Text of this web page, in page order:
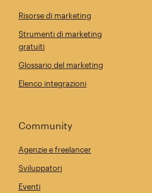
Risorse di marketing
Strumenti di marketing
gratuiti
Glossario del marketing
Elenco integrazioni
Community
Agenzie e freelancer
Sviluppatori
Eventi